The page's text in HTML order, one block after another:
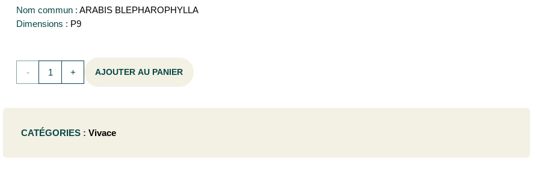
Nom commun :ARABIS BLEPHAROPHYLLA
Dimensions : P9
quantité
blepharophylla
- P9
AJOUTER AU PANIER
CATÉGORIES : Vivace